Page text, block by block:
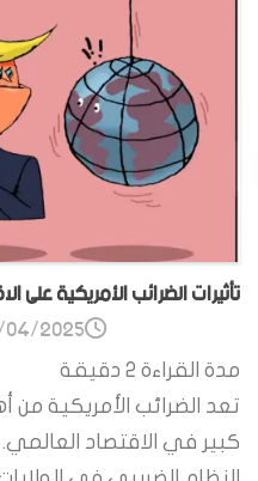
تأثيرات الضرائب الأمريكية
2025
مدة القراءة 2 دقيقة
تعد الضرائب الأمريكية
كبير في الاقتصاد